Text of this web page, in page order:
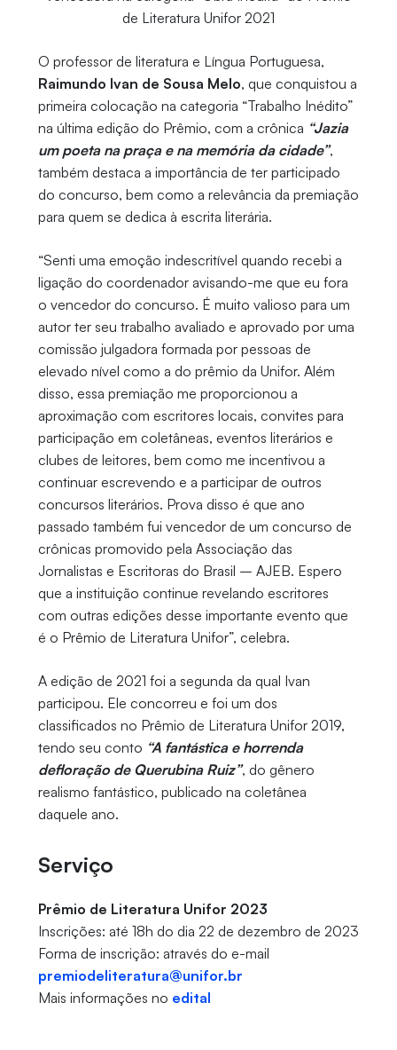
de Literatura Unifor 2021
O professor de literatura e Língua Portuguesa,
Raimundo Ivan de Sousa Melo, que conquistou a
primeira colocação na categoria “Trabalho Inédito”
na última edição do Prêmio, com a crônica “Jazia
um poeta na praça e na memória da cidade”,
também destaca a importância de ter participado
do concurso, bem como a relevância da premiação
para quem se dedica à escrita literária.
“Senti uma emoção indescritível quando recebi a
ligação do coordenador avisando-me que eu fora
o vencedor do concurso. É muito valioso para um
autor ter seu trabalho avaliado e aprovado por uma
comissão julgadora formada por pessoas de
elevado nível como a do prêmio da Unifor. Além
disso, essa premiação me proporcionou a
aproximação com escritores locais, convites para
participação em coletâneas, eventos literários e
clubes de leitores, bem como me incentivou a
continuar escrevendo e a participar de outros
concursos literários. Prova disso é que ano
passado também fui vencedor de um concurso de
crônicas promovido pela Associação das
Jornalistas e Escritoras do Brasil – AJEB. Espero
que a instituição continue revelando escritores
com outras edições desse importante evento que
é o Prêmio de Literatura Unifor”, celebra.
A edição de 2021 foi a segunda da qual Ivan
participou. Ele concorreu e foi um dos
classificados no Prêmio de Literatura Unifor 2019,
tendo seu conto “A fantástica e horrenda
defloração de Querubina Ruiz”, do gênero
realismo fantástico, publicado na coletânea
daquele ano.
Serviço
Prêmio de Literatura Unifor 2023
Inscrições: até 18h do dia 22 de dezembro de 2023
Forma de inscrição: através do e-mail
premiodeliteratura@unifor.br
Mais informações no edital